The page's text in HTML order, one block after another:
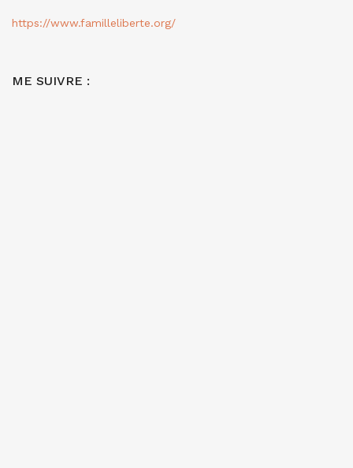
https://www.familleliberte.org/
ME SUIVRE :